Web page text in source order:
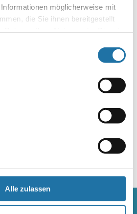
möglicherweise mit
die Sie ihnen bereitgestellt
Alle zulassen
& PERFEKTE UMSETZUNG
CRANPOOL CENTERNUND BEI
UNSERER KUNDEN? MIT EINEM